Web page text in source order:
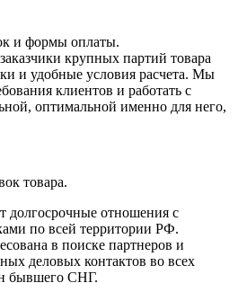
и формы оплаты.
крупных партий товара
и удобные условия расчета. Мы
клиентов и работать с
оптимальной именно для него,
товара.
отношения с
по всей территории РФ.
в поиске партнеров и
деловых контактов во всех
бывшего СНГ.